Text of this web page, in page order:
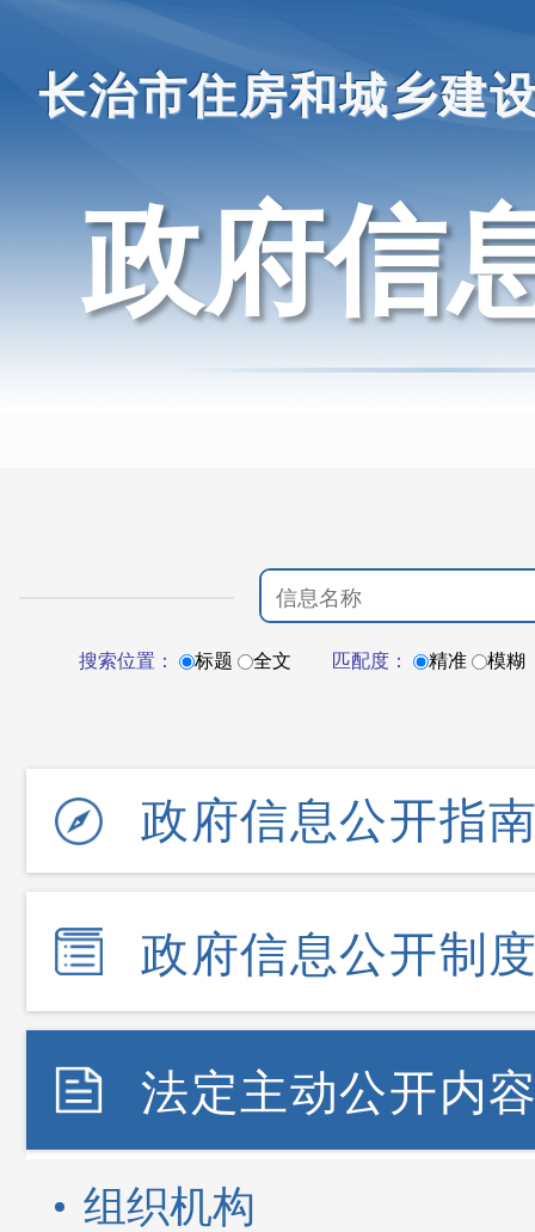
长治市住房和城乡建
政府信
搜索位置： 标题 全文 匹配度： 精准 模糊
政府信息公开指
政府信息公开制
法定主动公开内
组织机构